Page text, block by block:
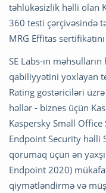
təhlükəsizlik həlli olan
360 testi çərçivəsində
MRG Effitas
SE Labs-ın
qabiliyyətini yoxlayan
Rating göstəriciləri
həllər - biznes üçün
Kaspersky Small
Endpoint Security həlli
qorumaq üçün ən
Endpoint 2020)
qiymətləndirmə və